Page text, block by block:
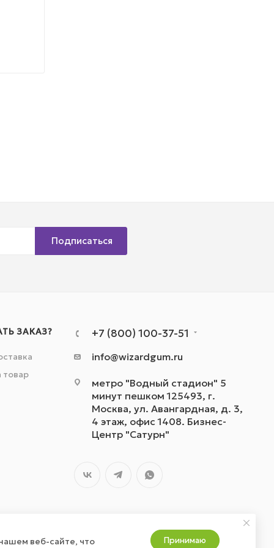
Подписаться
ЗАКАЗ?
товар
+7 (800) 100-37-51
info@wizardgum.ru
метро "Водный стадион" 5
минут пешком 125493, г.
Москва, ул. Авангардная, д. 3,
4 этаж, офис 1408. Бизнес-
Центр "Сатурн"
веб-сайте, что Принимаю